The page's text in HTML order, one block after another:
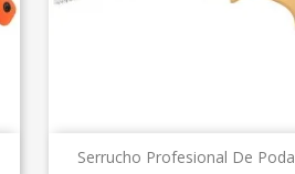
Serrucho Profesional De Poda
 Vista rápida